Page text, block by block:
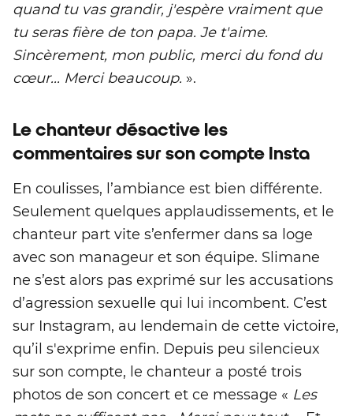
quand tu vas grandir, j'espère vraiment que
tu seras fière de ton papa. Je t'aime.
Sincèrement, mon public, merci du fond du
cœur... Merci beaucoup. ».
Le chanteur désactive les
commentaires sur son compte Insta
En coulisses, l’ambiance est bien différente.
Seulement quelques applaudissements, et le
chanteur part vite s’enfermer dans sa loge
avec son manageur et son équipe. Slimane
ne s’est alors pas exprimé sur les accusations
d’agression sexuelle qui lui incombent. C’est
sur Instagram, au lendemain de cette victoire,
qu’il s'exprime enfin. Depuis peu silencieux
sur son compte, le chanteur a posté trois
photos de son concert et ce message « Les